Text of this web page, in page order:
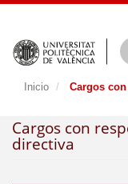
Inicio Cargos
Cargos con
directiva